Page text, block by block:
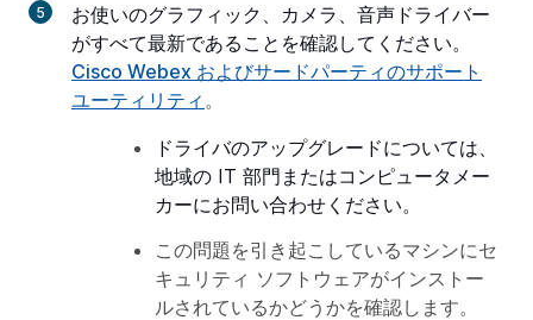
お使いのグラフィック、カメラ、音声ドライバー
がすべて最新であることを確認してください。
Cisco Webex およびサードパーティのサポート
ユーティリティ 。
ドライバのアップグレードについては、
地域の IT 部門またはコンピュータメー
カーにお問い合わせください。
この問題を引き起こしているマシンにセ
キュリティ ソフトウェアがインストー
ルされているかどうかを確認します。